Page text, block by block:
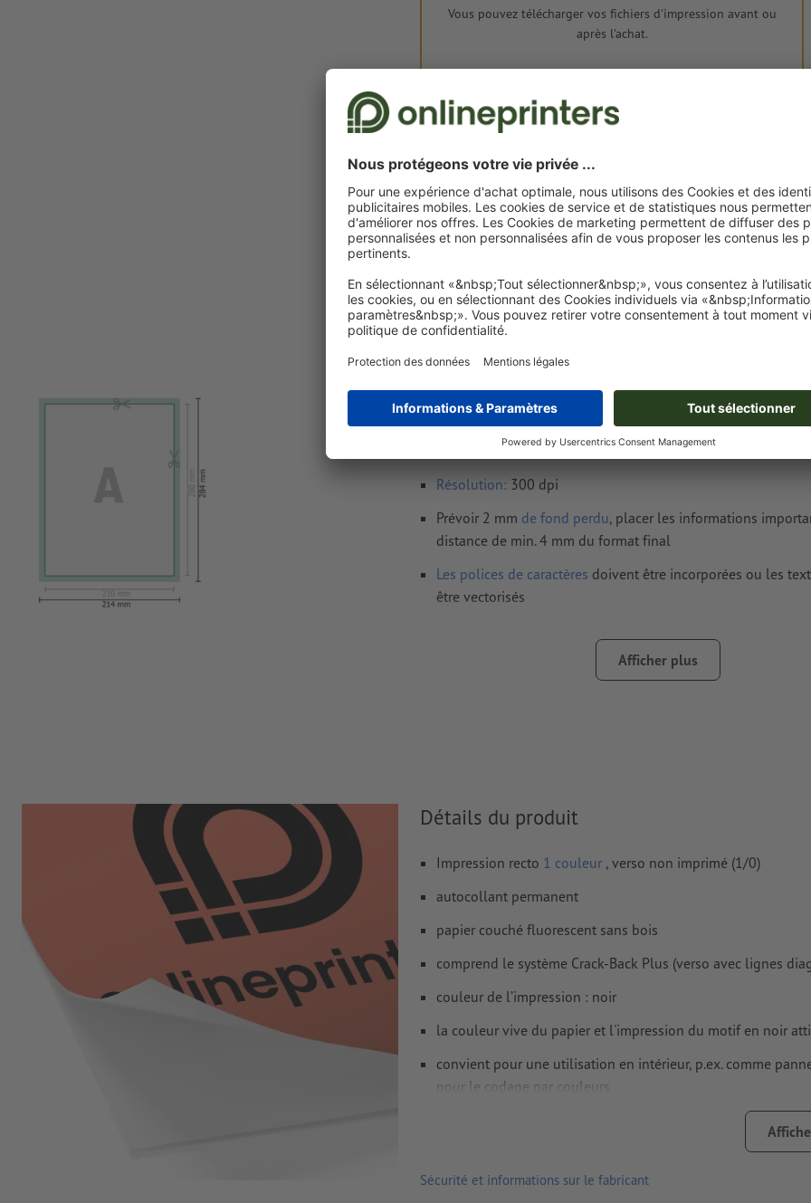
Vous pouvez télécharger vos fichiers d'impression avant ou
après l'achat.
HT
€ 40,92
Livraison approx. :
lun. 17 août - mar. 18 août
Poids: env.94,1 g
Autocollants fluo, 21 x 28 cm
Format de données(incl. 2 mm fond perdu) : 21,4 x 28,4 cm
final: 21 x 28 cm
Résolution: 300 dpi
Prévoir 2 mm de fond perdu, placer les informations
distance de min. 4 mm du format final
Les polices de caractères doivent être incorporées ou les
être vectorisés
fautes d'orthographe et de syntaxe
Afficher plus
Détails du produit
Impression recto 1 couleur , verso non imprimé (1/0)
autocollant permanent
papier couché fluorescent sans bois
comprend le système Crack-Back Plus (verso avec lignes
couleur de l’impression : noir
la couleur vive du papier et l'impression du motif en noir
convient pour une utilisation en intérieur, p.ex. comme
pour le codage par couleurs
Remarque : les images du produit présentées ne peuvent
Sécurité et informations sur le fabricant